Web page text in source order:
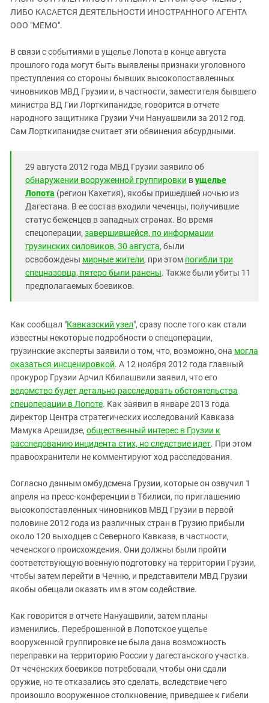
ЗАСТАВЛЯЕТ
ПРЕСЛЕДОВАНИЕ АКТИВИСТОВ
МОБИЛИЗАЦИЯ И ПРОТЕСТЫ
Дагестан
Ингушетия
Кабардино-Балкария
Калмыкия
Карачаево-Черкесия
Краснодарский край
Нагорный Карабах
Северная Осетия - Алания
СКФО
Ставропольский край
Чечня
Южная Осетия
Южный Кавказ
ЮФО
ЛИБО КАСАЕТСЯ ДЕЯТЕЛЬНОСТИ ИНОСТРАННОГО АГЕНТА
ООО "МЕМО".
В связи с событиями в ущелье Лопота в конце августа
прошлого года могут быть выявлены признаки уголовного
преступления со стороны бывших высокопоставленных
чиновников МВД Грузии и, в частности, заместителя бывшего
министра ВД Гии Лорткипанидзе, говорится в отчете
народного защитника Грузии Учи Нануашвили за 2012 год.
Сам Лорткипанидзе считает эти обвинения абсурдными.
29 августа 2012 года МВД Грузии заявило об
обнаружении вооруженной группировки вущелье
Лопота (регион Кахетия), якобы пришедшей ночью из
Дагестана. В ее состав входили чеченцы, получившие
статус беженцев в западных странах. Во время
спецоперации, завершившейся, по информации
грузинских силовиков, 30 августа, были
освобождены мирные жители, при этом погибли три
спецназовца, пятеро были ранены. Также были убиты 11
предполагаемых боевиков.
Как сообщал "Кавказский узел", сразу после того как стали
известны некоторые подробности о спецоперации,
грузинские эксперты заявили о том, что, возможно, она могла
оказаться инсценировкой. А 12 ноября 2012 года главный
прокурор Грузии Арчил Кбилашвили заявил, что его
ведомство будет детально расследовать обстоятельства
спецоперации в Лопоте. Как заявил в январе 2013 года
директор Центра стратегических исследований Кавказа
Мамука Арешидзе, общественный интерес в Грузии к
расследованию инцидента стих, но следствие идет. При этом
правоохранители не комментируют ход расследования.
Согласно данным омбудсмена Грузии, которые он озвучил 1
апреля на пресс-конференции в Тбилиси, по приглашению
высокопоставленных чиновников МВД Грузии в первой
половине 2012 года из различных стран в Грузию прибыли
около 120 выходцев с Северного Кавказа, в частности,
чеченского происхождения. Они должны были пройти
соответствующую военную подготовку на территории Грузии,
чтобы затем перейти в Чечню, и представители МВД Грузии
якобы обещали оказать им в этом содействие.
Как говорится в отчете Нануашвили, затем планы
изменились. Переброшенной в Лопотское ущелье
вооруженной группировке не была дана возможность
переправки на территорию России у дагестанского участка.
От чеченских боевиков потребовали, чтобы они сдали
оружие, но те отказались это сделать, вследствие чего
произошло вооруженное столкновение, приведшее к гибели